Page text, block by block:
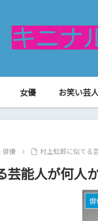
女優 お笑い芸
俳優 村上虹郎に似てる
芸能人が何人